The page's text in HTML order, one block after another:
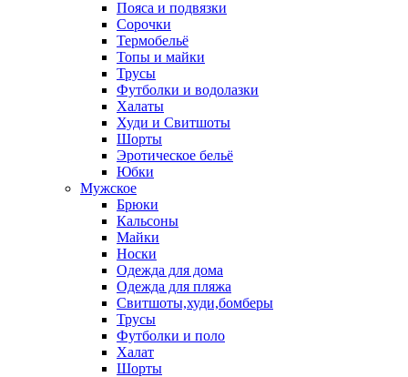
Пояса и подвязки
Сорочки
Термобельё
Топы и майки
Трусы
Футболки и водолазки
Халаты
Худи и Свитшоты
Шорты
Эротическое бельё
Юбки
Мужское
Брюки
Кальсоны
Майки
Носки
Одежда для дома
Одежда для пляжа
Свитшоты,худи,бомберы
Трусы
Футболки и поло
Халат
Шорты